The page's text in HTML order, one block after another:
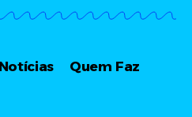
Notícias Quem Faz